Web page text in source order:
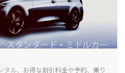
タル、お得な割引料金や予約、乗り